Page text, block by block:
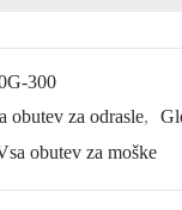
300
obutev za odrasle,
obutev za moške